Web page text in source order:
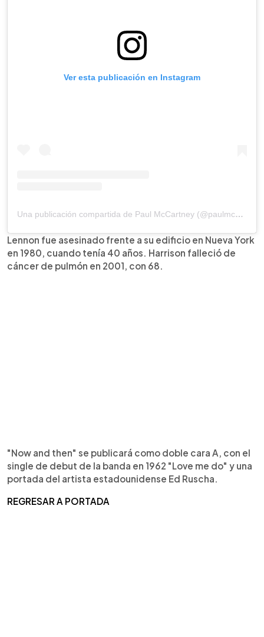
Ver esta publicación en Instagram
Una publicación compartida de Paul McCartney (@paulmccartney)
Lennon fue asesinado frente a su edificio en Nueva York
en 1980, cuando tenía 40 años. Harrison falleció de
cáncer de pulmón en 2001, con 68.
"Now and then" se publicará como doble cara A, con el
single de debut de la banda en 1962 "Love me do" y una
portada del artista estadounidense Ed Ruscha.
REGRESAR A PORTADA